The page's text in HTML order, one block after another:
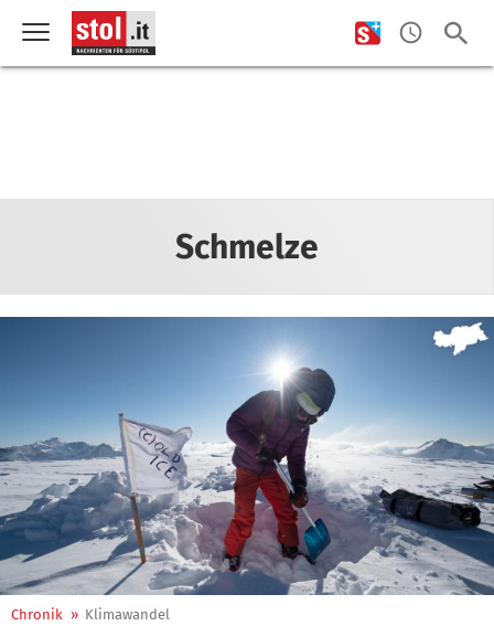
Schmelze
Chronik » Klimawandel